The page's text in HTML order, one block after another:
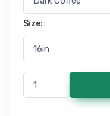
Size: